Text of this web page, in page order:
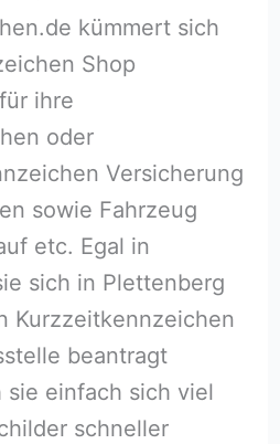
kümmert sich
Shop
ihre
oder
Versicherung
sowie Fahrzeug
etc. Egal in
sich in Plettenberg
Kurzzeitkennzeichen
beantragt
einfach sich viel
schneller